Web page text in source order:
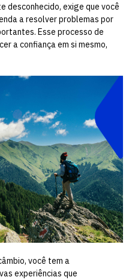
desconhecido, exige que você
a resolver problemas por
Esse processo de
a confiança em si mesmo,
você tem a
experiências que